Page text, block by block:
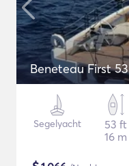
Beneteau First 53
Segelyacht
53 ft
16 m